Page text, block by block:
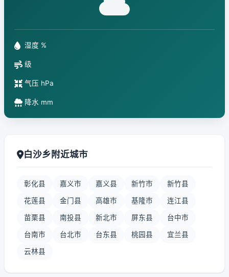
湿度 %
级
气压 hPa
降水 mm
白沙乡附近城市
彰化县 嘉义市 嘉义县 新竹市 新竹县
花莲县 金门县 高雄市 基隆市 连江县
苗栗县 南投县 新北市 屏东县 台中市
台南市 台北市 台东县 桃园县 宜兰县
云林县